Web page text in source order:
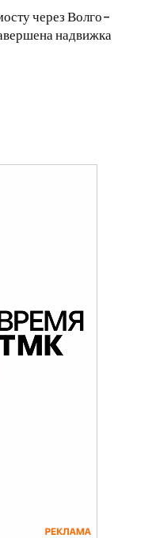
через Волго-
надвижка